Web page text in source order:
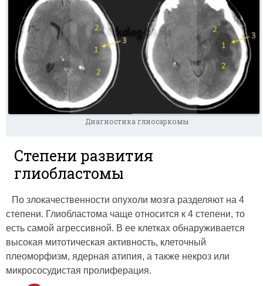
Диагностика глиосаркомы
Степени развития
глиобластомы
По злокачественности опухоли мозга разделяют на 4
степени. Глиобластома чаще относится к 4 степени, то
есть самой агрессивной. В ее клетках обнаруживается
высокая митотическая активность, клеточный
плеоморфизм, ядерная атипия, а также некроз или
микрососудистая пролиферация.